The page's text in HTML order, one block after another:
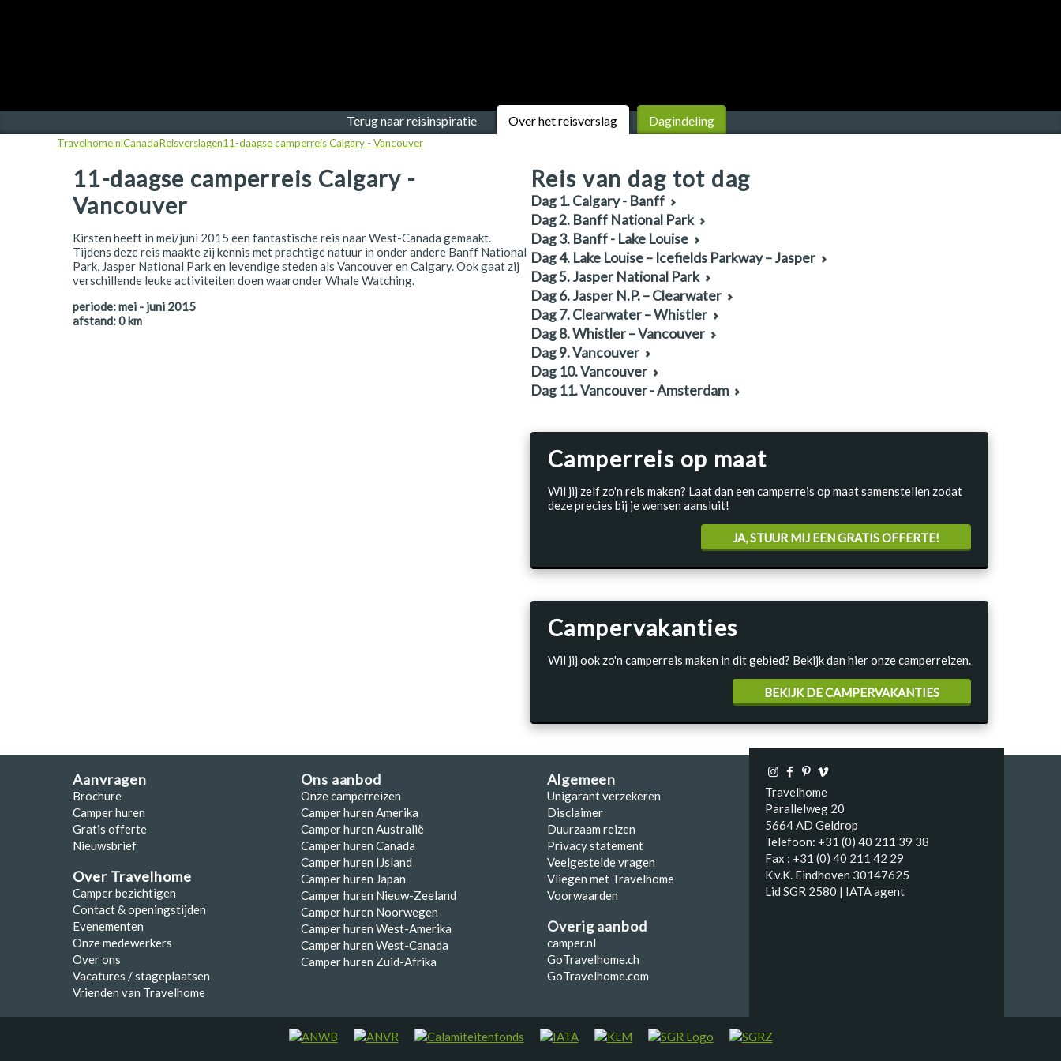
IJsland
Nederland
Nieuw-Zeeland
Terug naar reisinspiratie Over het reisverslag Dagindeling
Travelhome.nlCanadaReisverslagen11-daagse camperreis Calgary - Vancouver
11-daagse camperreis Calgary -
Vancouver
Kirsten heeft in mei/juni 2015 een fantastische reis naar West-Canada gemaakt.
Tijdens deze reis maakte zij kennis met prachtige natuur in onder andere Banff National
Park, Jasper National Park en levendige steden als Vancouver en Calgary. Ook gaat zij
verschillende leuke activiteiten doen waaronder Whale Watching.
periode:mei - juni 2015
afstand:0km
Reis van dag tot dag
Dag 1. Calgary - Banff
Dag 2. Banff National Park
Dag 3. Banff - Lake Louise
Dag 4. Lake Louise – Icefields Parkway – Jasper
Dag 5. Jasper National Park
Dag 6. Jasper N.P. – Clearwater
Dag 7. Clearwater – Whistler
Dag 8. Whistler – Vancouver
Dag 9. Vancouver
Dag 10. Vancouver
Dag 11. Vancouver - Amsterdam
Camperreis op maat
Wil jij zelf zo'n reis maken? Laat dan een camperreis op maat samenstellen zodat
deze precies bij je wensen aansluit!
JA, STUUR MIJ EEN GRATIS OFFERTE!
Campervakanties
Wil jij ook zo'n camperreis maken in dit gebied? Bekijk dan hier onze camperreizen.
BEKIJK DE CAMPERVAKANTIES
Aanvragen
Brochure
Camper huren
Gratis offerte
Nieuwsbrief
Over Travelhome
Camper bezichtigen
Contact & openingstijden
Evenementen
Onze medewerkers
Over ons
Vacatures / stageplaatsen
Vrienden van Travelhome
Ons aanbod
Onze camperreizen
Camper huren Amerika
Camper huren Australië
Camper huren Canada
Camper huren IJsland
Camper huren Japan
Camper huren Nieuw-Zeeland
Camper huren Noorwegen
Camper huren West-Amerika
Camper huren West-Canada
Camper huren Zuid-Afrika
Algemeen
Unigarant verzekeren
Disclaimer
Duurzaam reizen
Privacy statement
Veelgestelde vragen
Vliegen met Travelhome
Voorwaarden
Overig aanbod
camper.nl
GoTravelhome.ch
GoTravelhome.com
Travelhome
Parallelweg 20
5664 AD Geldrop
Telefoon: +31 (0) 40 211 39 38
Fax : +31 (0) 40 211 42 29
K.v.K. Eindhoven 30147625
Lid SGR 2580 | IATA agent